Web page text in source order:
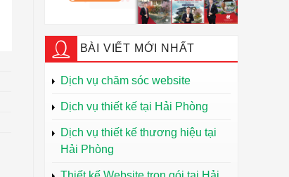
BÀI VIẾT MỚI NHẤT
Dịch vụ chăm sóc website
Dịch vụ thiết kế tại Hải Phòng
Dịch vụ thiết kế thương hiệu tại
Hải Phòng